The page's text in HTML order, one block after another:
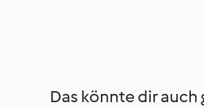
Das könnte dir auch